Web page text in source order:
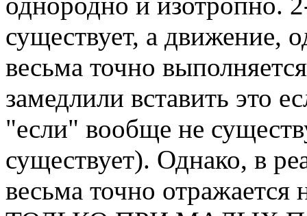
существует, а движение,
весьма точно
замедлили вставить это
"если" вообще не
существует). Однако, в
весьма точно